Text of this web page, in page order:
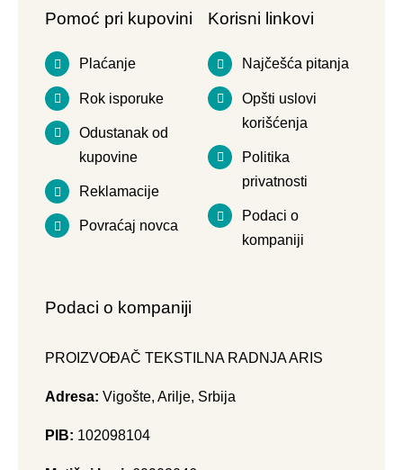
Pomoć pri kupovini
Plaćanje
Rok isporuke
Odustanak od
kupovine
Reklamacije
Povraćaj novca
Korisni linkovi
Najčešća pitanja
Opšti uslovi
korišćenja
Politika
privatnosti
Podaci o
kompaniji
Podaci o kompaniji
PROIZVOĐAČ TEKSTILNA RADNJA ARIS
Adresa: Vigošte, Arilje, Srbija
PIB: 102098104